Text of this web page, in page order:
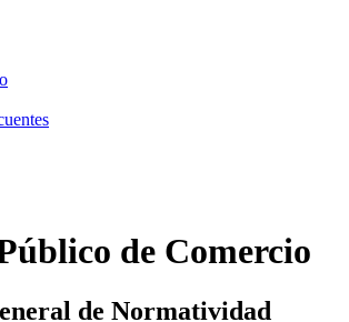
de Comercio
de Normatividad